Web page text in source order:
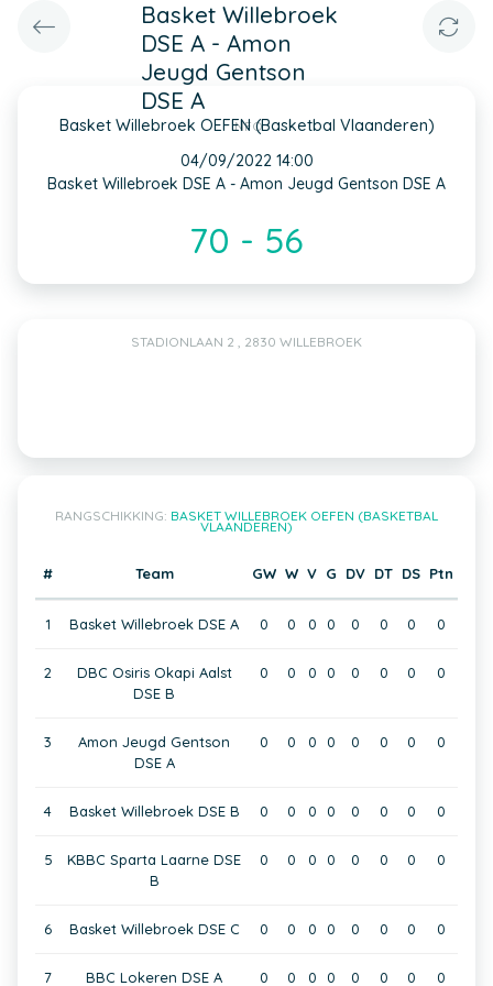
Basket Willebroek
DSE A - Amon
Jeugd Gentson
DSE A
Basket Willebroek OEFEN (Basketbal Vlaanderen)
INFO
04/09/2022 14:00
Basket Willebroek DSE A - Amon Jeugd Gentson DSE A
70 - 56
STADIONLAAN 2 , 2830 WILLEBROEK
RANGSCHIKKING: BASKET WILLEBROEK OEFEN (BASKETBAL
VLAANDEREN)
# Team GW W V G DV DT DS Ptn
1 Basket Willebroek DSE A 0 0 0 0 0 0 0 0
2
DBC Osiris Okapi Aalst
DSE B
0 0 0 0 0 0 0 0
3
Amon Jeugd Gentson
DSE A
0 0 0 0 0 0 0 0
4 Basket Willebroek DSE B 0 0 0 0 0 0 0 0
5
KBBC Sparta Laarne DSE
B
0 0 0 0 0 0 0 0
6 Basket Willebroek DSE C 0 0 0 0 0 0 0 0
7 BBC Lokeren DSE A 0 0 0 0 0 0 0 0